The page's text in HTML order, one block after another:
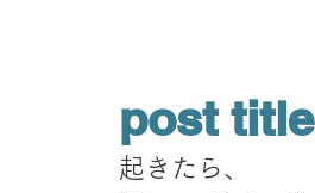
post title
起きたら、